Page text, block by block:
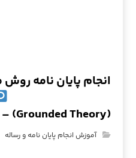
انجام پایان نامه
(Grounded Theory) – تضمینی
آموزش انجام پایان نامه و رساله